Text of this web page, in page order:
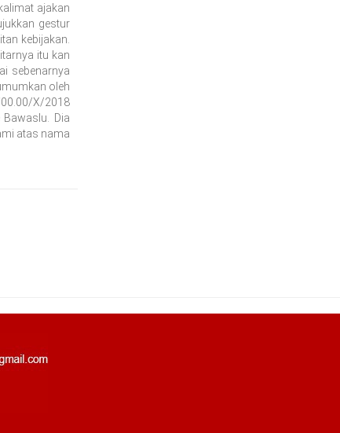
ajakan
gestur
kebijakan.
itu kan
sebenarnya
oleh
X/2018
Dia
atas nama